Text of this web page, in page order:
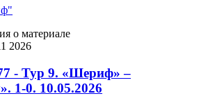
о материале
2026
- Тур 9. «Шериф» –
1-0. 10.05.2026